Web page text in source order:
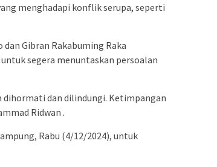
menghadapi konflik serupa, seperti
Gibran Rakabuming Raka
segera menuntaskan persoalan
dan dilindungi. Ketimpangan
Ridwan .
Rabu (4/12/2024), untuk